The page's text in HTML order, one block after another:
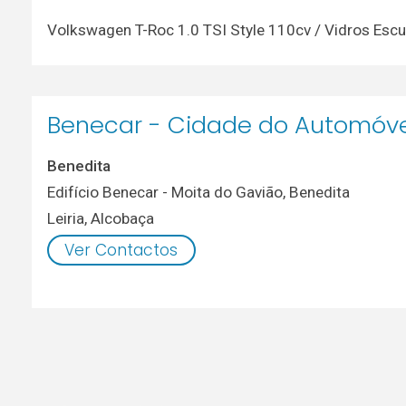
Volkswagen T-Roc 1.0 TSI Style 110cv / Vidros
Benecar - Cidade do
Benedita
Edifício Benecar - Moita do Gavião, Benedita
Leiria, Alcobaça
Ver Contactos